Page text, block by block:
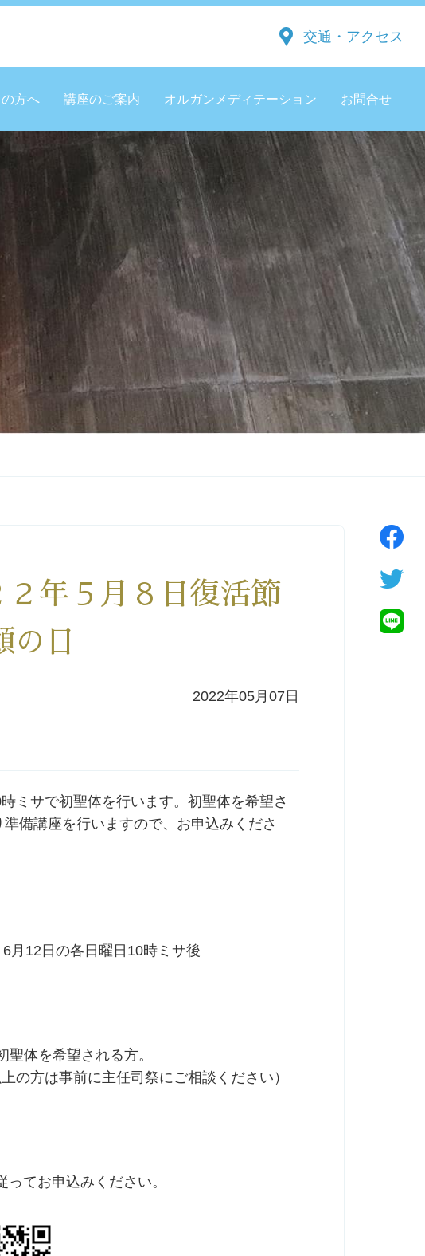
交通・アクセス
方へ 講座のご案内 オルガンメディテーション お問合せ
年５月８日復活節
の日
2022年05月07日
ミサで初聖体を行います。初聖体を希望さ
備講座を行いますので、お申込みくださ
月12日の各日曜日10時ミサ後
体を希望される方。
の方は事前に主任司祭にご相談ください）
てお申込みください。